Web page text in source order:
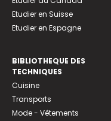
Etudier en Suisse
Etudier en Espagne
BIBLIOTHEQUE DES
TECHNIQUES
Cuisine
Transports
Mode - Vêtements